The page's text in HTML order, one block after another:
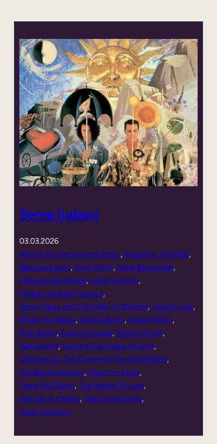
Seme ljubavi
03.03.2026
Advice for the young at heart, Always in The Past,
Badman’s song, Curt Smith, Dave Bascombe,
Famous Last Words, Haled Hoseini,
Hiljadu čudesnih sunaca,
Johny Panic and The Bible of Dreams, Laid So Low,
Music for Tables, Oleta Adams, Omar Hajam,
Rick Beato, Roland Orzabal, Rolling Stone,
Samarkand, Sowing The Seeds of Love,
Standing on The Corner of The Third World,
Swords and Knives, Tears For Fears,
Tears Roll Down, The Seeds Of Love,
Woman in Chains, Year of the Knife,
Zoran Petković